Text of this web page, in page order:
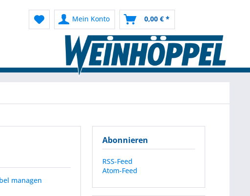
Mein Konto 0,00 € *
Abonnieren
RSS-Feed
Atom-Feed
managen